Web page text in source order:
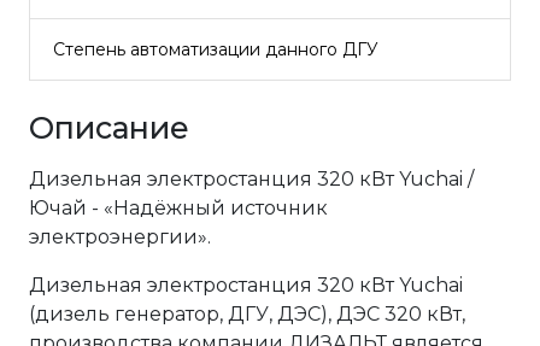
Степень автоматизации данного ДГУ
Описание
Дизельная электростанция 320 кВт Yuchai /
Ючай - «Надёжный источник
электроэнергии».
Дизельная электростанция 320 кВт Yuchai
(дизель генератор, ДГУ, ДЭС), ДЭС 320 кВт,